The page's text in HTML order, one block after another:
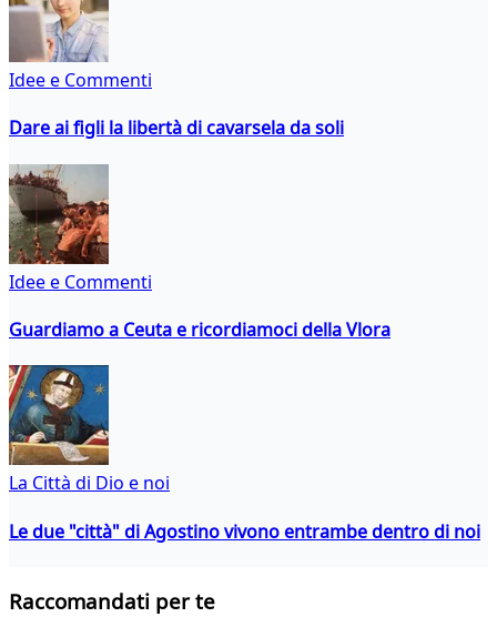
Idee e Commenti
Dare ai figli la libertà di cavarsela da soli
Idee e Commenti
Guardiamo a Ceuta e ricordiamoci della Vlora
La Città di Dio e noi
Le due "città" di Agostino vivono entrambe dentro di noi
Raccomandati per te